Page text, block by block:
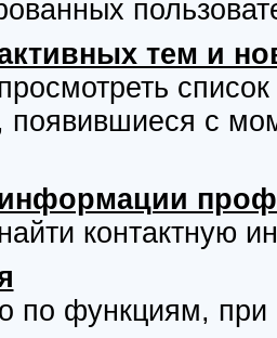
тем и
появившиеся с
контактную
по функциям,